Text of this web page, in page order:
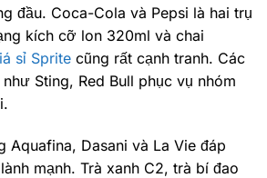
đầu. Coca-Cola và Pepsi là hai trụ
kích cỡ lon 320ml và chai
sỉ Sprite cũng rất cạnh tranh. Các
Sting, Red Bull phục vụ nhóm
Aquafina, Dasani và La Vie đáp
mạnh. Trà xanh C2, trà bí đao